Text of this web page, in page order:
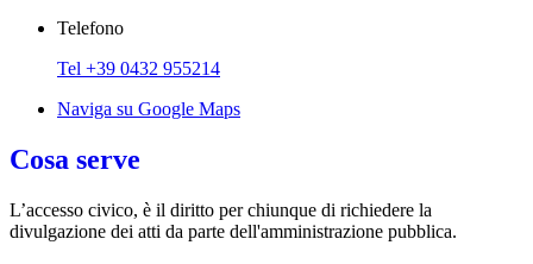
Telefono
Tel +39 0432 955214
Naviga su Google Maps
Cosa serve
L’accesso civico, è il diritto per chiunque di richiedere la
divulgazione dei atti da parte dell'amministrazione pubblica.